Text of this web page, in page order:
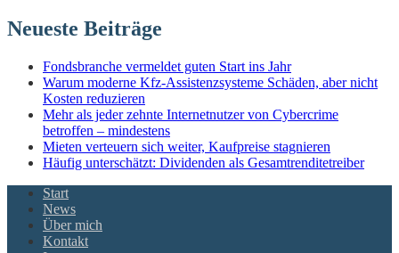
Neueste Beiträge
Fondsbranche vermeldet guten Start ins Jahr
Warum moderne Kfz-Assistenzsysteme Schäden, aber nicht
Kosten reduzieren
Mehr als jeder zehnte Internetnutzer von Cybercrime
betroffen – mindestens
Mieten verteuern sich weiter, Kaufpreise stagnieren
Häufig unterschätzt: Dividenden als Gesamtrenditetreiber
Start
News
Über mich
Kontakt